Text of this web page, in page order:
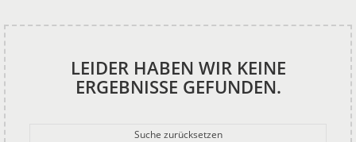
LEIDER HABEN WIR KEINE
ERGEBNISSE GEFUNDEN.
Suche zurücksetzen